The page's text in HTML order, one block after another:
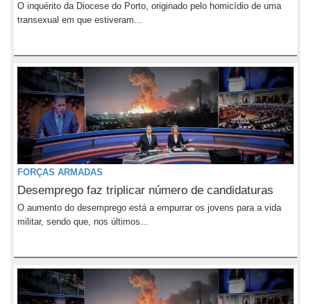
O inquérito da Diocese do Porto, originado pelo homicídio de uma
transexual em que estiveram...
FORÇAS ARMADAS
Desemprego faz triplicar número de candidaturas
O aumento do desemprego está a empurrar os jovens para a vida
militar, sendo que, nos últimos...